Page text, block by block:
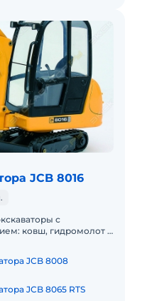
JCB 8016
с
ковш, гидромолот и
JCB 8008
JCB 8065 RTS